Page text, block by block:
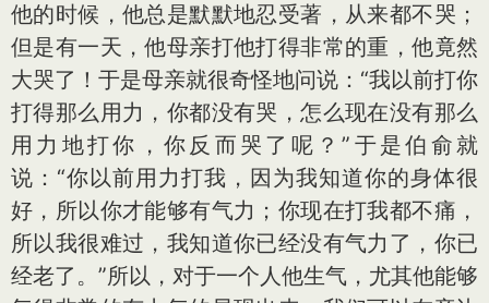
他的时候，他总是默默地忍受著，从来都不哭；
但是有一天，他母亲打他打得非常的重，他竟然
大哭了！于是母亲就很奇怪地问说：“我以前打你
打得那么用力，你都没有哭，怎么现在没有那么
用力地打你，你反而哭了呢？”于是伯俞就
说：“你以前用力打我，因为我知道你的身体很
好，所以你才能够有气力；你现在打我都不痛，
所以我很难过，我知道你已经没有气力了，你已
经老了。”所以，对于一个人他生气，尤其他能够